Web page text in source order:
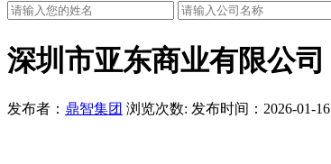
深圳市亚东商业有限公司
发布者： 鼎智集团 浏览次数: 发布时间：2026-01-16